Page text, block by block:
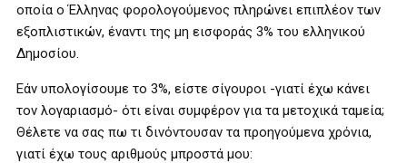
οποία ο Έλληνας φορολογούμενος πληρώνει επιπλέον των
εξοπλιστικών, έναντι της μη εισφοράς 3% του ελληνικού
Δημοσίου.
Εάν υπολογίσουμε το 3%, είστε σίγουροι -γιατί έχω κάνει
τον λογαριασμό- ότι είναι συμφέρον για τα μετοχικά ταμεία;
Θέλετε να σας πω τι δινόντουσαν τα προηγούμενα χρόνια,
γιατί έχω τους αριθμούς μπροστά μου: